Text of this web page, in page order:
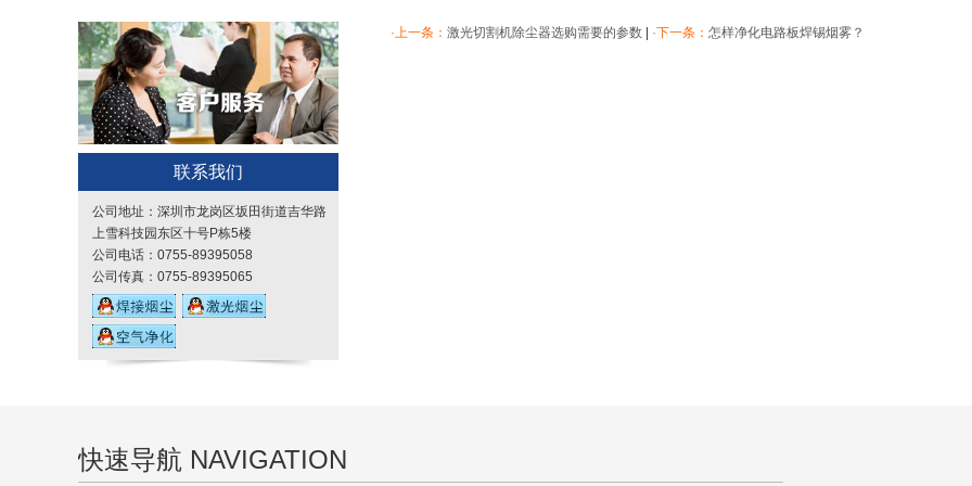
联系我们
公司地址：深圳市龙岗区坂田街道吉华路
上雪科技园东区十号P栋5楼
公司电话：0755-89395058
公司传真：0755-89395065
·上一条： 激光切割机除尘器选购需要的参数 ·下一条： 怎样净化电路板焊锡烟雾？
快速导航 NAVIGATION